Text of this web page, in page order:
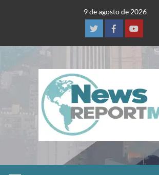
9 de agosto de 2026
TwitterFacebookYoutube